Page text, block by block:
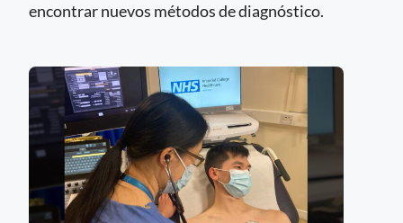
encontrar nuevos métodos de diagnóstico.